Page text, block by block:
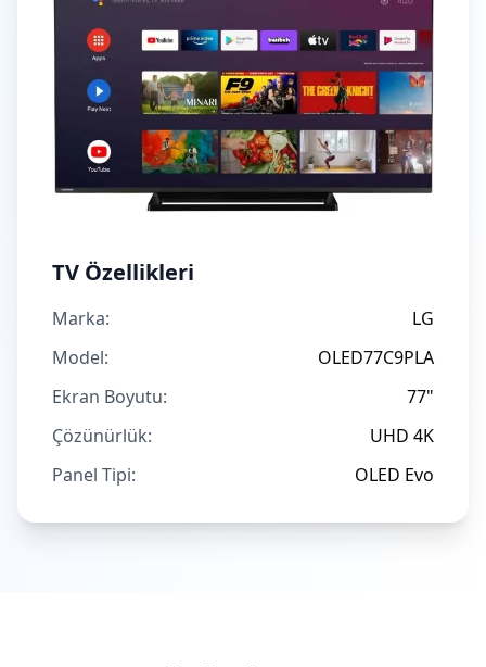
TV Özellikleri
Marka:
LG
Model:
OLED77C9PLA
Ekran Boyutu:
77"
Çözünürlük:
UHD 4K
Panel Tipi:
OLED Evo